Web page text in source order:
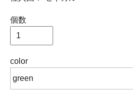
個数
color